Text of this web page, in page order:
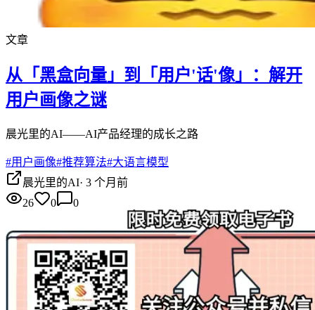
文章
从「黑盒向量」到「用户'话'像」：解开
用户画像之谜
晨光里的AI——AI产品经理的成长之路
#用户画像#推荐算法#大语言模型
晨光里的AI· 3 个月前
26
0 0